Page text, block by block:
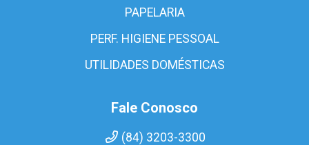
PAPELARIA
PERF. HIGIENE PESSOAL
UTILIDADES DOMÉSTICAS
Fale Conosco
(84) 3203-3300